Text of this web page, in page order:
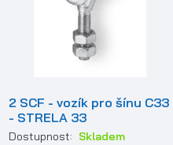
2 SCF - vozík pro šínu C33
- STRELA 33
Dostupnost: Skladem